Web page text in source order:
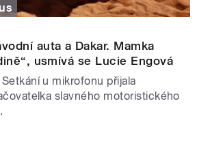
auta a Dakar. Mamka
usmívá se Lucie Engová
u mikrofonu přijala
slavného motoristického